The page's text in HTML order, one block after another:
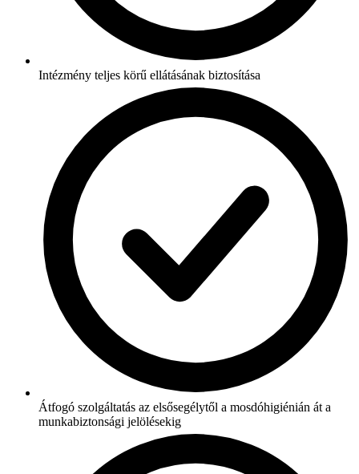
Intézmény teljes körű ellátásának biztosítása
Átfogó szolgáltatás az elsősegélytől a mosdóhigiénián át a
munkabiztonsági jelölésekig